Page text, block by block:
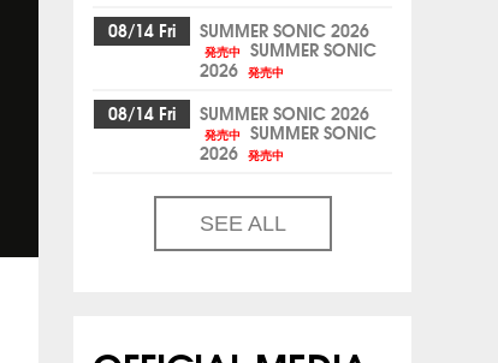
08/14 Fri SUMMER SONIC 2026
発売中 SUMMER SONIC
2026 発売中
08/14 Fri SUMMER SONIC 2026
発売中 SUMMER SONIC
2026 発売中
SEE ALL